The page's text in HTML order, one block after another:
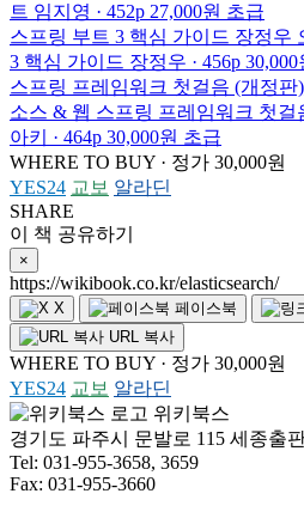
트 임지영 · 452p 27,000원 초급
스프링 부트 3 핵심 가이드 장정우
3 핵심 가이드 장정우 · 456p 30,000
스프링 프레임워크 첫걸음 (개정판)
소스 & 웹 스프링 프레임워크 첫걸
아키 · 464p 30,000원 초급
WHERE TO BUY · 정가 30,000원
YES24 교보 알라딘
SHARE
이 책 공유하기
×
https://wikibook.co.kr/elasticsearch/
X 페이스북
URL 복사
WHERE TO BUY · 정가 30,000원
YES24 교보 알라딘
위키북스
경기도 파주시 문발로 115 세종출
Tel: 031-955-3658, 3659
Fax: 031-955-3660